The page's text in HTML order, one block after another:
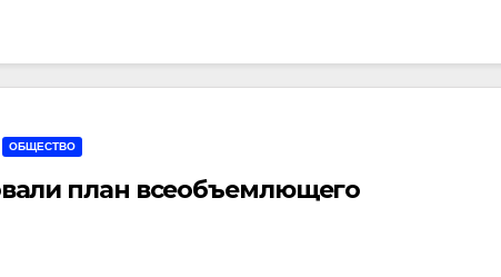
ОБЩЕСТВО
план всеобъемлющего